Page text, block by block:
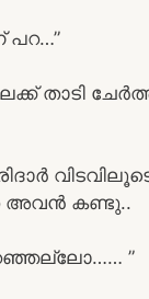
പറ…”
താടി
അവൻ കണ്ടു..
”